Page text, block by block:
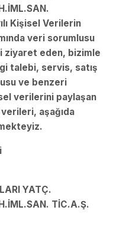
Kişisel Verilerin
veri sorumlusu
ziyaret eden, bizimle
talebi, servis, satış
ve benzeri
verilerini paylaşan
aşağıda
YATÇ.
TİC.A.Ş.